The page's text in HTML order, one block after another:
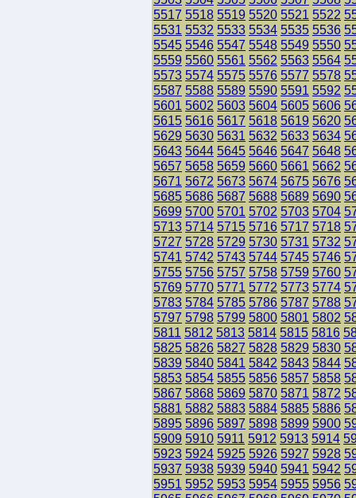
5517 5518 5519 5520 5521 5522
5531 5532 5533 5534 5535 5536
5545 5546 5547 5548 5549 5550
5559 5560 5561 5562 5563 5564
5573 5574 5575 5576 5577 5578
5587 5588 5589 5590 5591 5592
5601 5602 5603 5604 5605 5606
5615 5616 5617 5618 5619 5620
5629 5630 5631 5632 5633 5634
5643 5644 5645 5646 5647 5648
5657 5658 5659 5660 5661 5662
5671 5672 5673 5674 5675 5676
5685 5686 5687 5688 5689 5690
5699 5700 5701 5702 5703 5704
5713 5714 5715 5716 5717 5718
5727 5728 5729 5730 5731 5732
5741 5742 5743 5744 5745 5746
5755 5756 5757 5758 5759 5760
5769 5770 5771 5772 5773 5774
5783 5784 5785 5786 5787 5788
5797 5798 5799 5800 5801 5802
5811 5812 5813 5814 5815 5816
5825 5826 5827 5828 5829 5830
5839 5840 5841 5842 5843 5844
5853 5854 5855 5856 5857 5858
5867 5868 5869 5870 5871 5872
5881 5882 5883 5884 5885 5886
5895 5896 5897 5898 5899 5900
5909 5910 5911 5912 5913 5914
5923 5924 5925 5926 5927 5928
5937 5938 5939 5940 5941 5942
5951 5952 5953 5954 5955 5956